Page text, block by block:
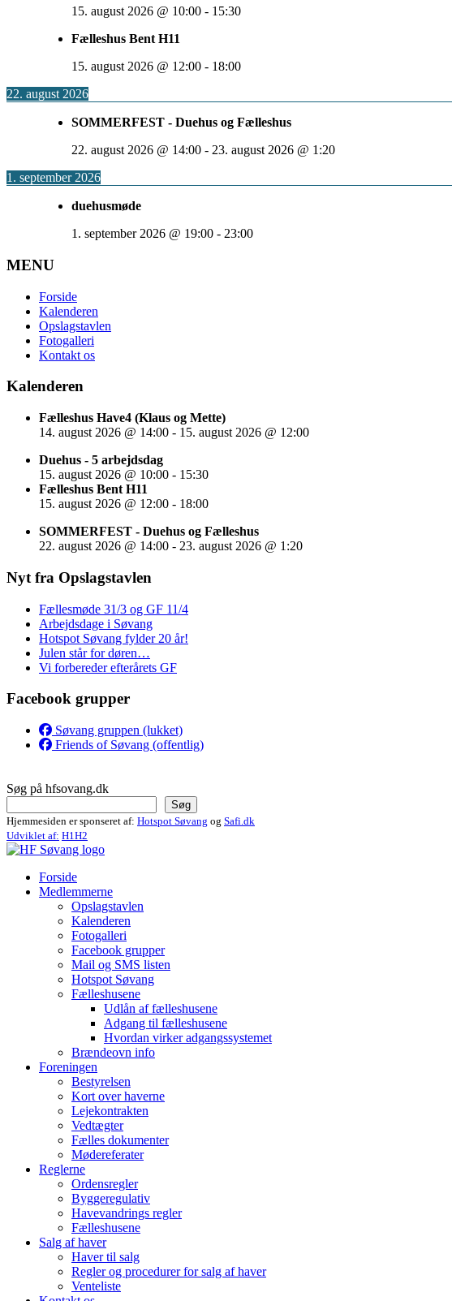
15. august 2026 @ 10:00 - 15:30
Fælleshus Bent H11
15. august 2026 @ 12:00 - 18:00
22. august 2026
SOMMERFEST - Duehus og Fælleshus
22. august 2026 @ 14:00 - 23. august 2026 @ 1:20
1. september 2026
duehusmøde
1. september 2026 @ 19:00 - 23:00
MENU
Forside
Kalenderen
Opslagstavlen
Fotogalleri
Kontakt os
Kalenderen
Fælleshus Have4 (Klaus og Mette)
14. august 2026 @ 14:00 - 15. august 2026 @ 12:00
Duehus - 5 arbejdsdag
15. august 2026 @ 10:00 - 15:30
Fælleshus Bent H11
15. august 2026 @ 12:00 - 18:00
SOMMERFEST - Duehus og Fælleshus
22. august 2026 @ 14:00 - 23. august 2026 @ 1:20
Nyt fra Opslagstavlen
Fællesmøde 31/3 og GF 11/4
Arbejdsdage i Søvang
Hotspot Søvang fylder 20 år!
Julen står for døren…
Vi forbereder efterårets GF
Facebook grupper
Søvang gruppen (lukket)
Friends of Søvang (offentlig)
Søg på hfsovang.dk
Søg
Hjemmesiden er sponseret af: Hotspot Søvang og Safi.dk
Udviklet af: H1H2
Forside
Medlemmerne
Opslagstavlen
Kalenderen
Fotogalleri
Facebook grupper
Mail og SMS listen
Hotspot Søvang
Fælleshusene
Udlån af fælleshusene
Adgang til fælleshusene
Hvordan virker adgangssystemet
Brændeovn info
Foreningen
Bestyrelsen
Kort over haverne
Lejekontrakten
Vedtægter
Fælles dokumenter
Mødereferater
Reglerne
Ordensregler
Byggeregulativ
Havevandrings regler
Fælleshusene
Salg af haver
Haver til salg
Regler og procedurer for salg af haver
Venteliste